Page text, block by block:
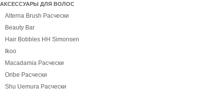
АКСЕССУАРЫ ДЛЯ ВОЛОС
Alterna Brush Расчески
Beauty Bar
Hair Bobbles HH Simonsen
Ikoo
Macadamia Расчески
Oribe Расчески
Shu Uemura Расчески